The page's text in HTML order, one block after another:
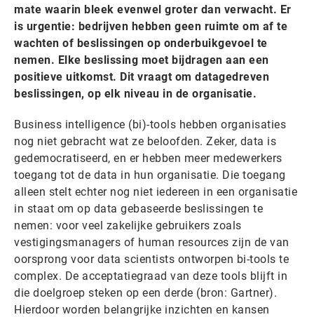
mate waarin bleek evenwel groter dan verwacht. Er
is urgentie: bedrijven hebben geen ruimte om af te
wachten of beslissingen op onderbuikgevoel te
nemen. Elke beslissing moet bijdragen aan een
positieve uitkomst. Dit vraagt om datagedreven
beslissingen, op elk niveau in de organisatie.
Business intelligence (bi)-tools hebben organisaties
nog niet gebracht wat ze beloofden. Zeker, data is
gedemocratiseerd, en er hebben meer medewerkers
toegang tot de data in hun organisatie. Die toegang
alleen stelt echter nog niet iedereen in een organisatie
in staat om op data gebaseerde beslissingen te
nemen: voor veel zakelijke gebruikers zoals
vestigingsmanagers of human resources zijn de van
oorsprong voor data scientists ontworpen bi-tools te
complex. De acceptatiegraad van deze tools blijft in
die doelgroep steken op een derde (bron: Gartner).
Hierdoor worden belangrijke inzichten en kansen